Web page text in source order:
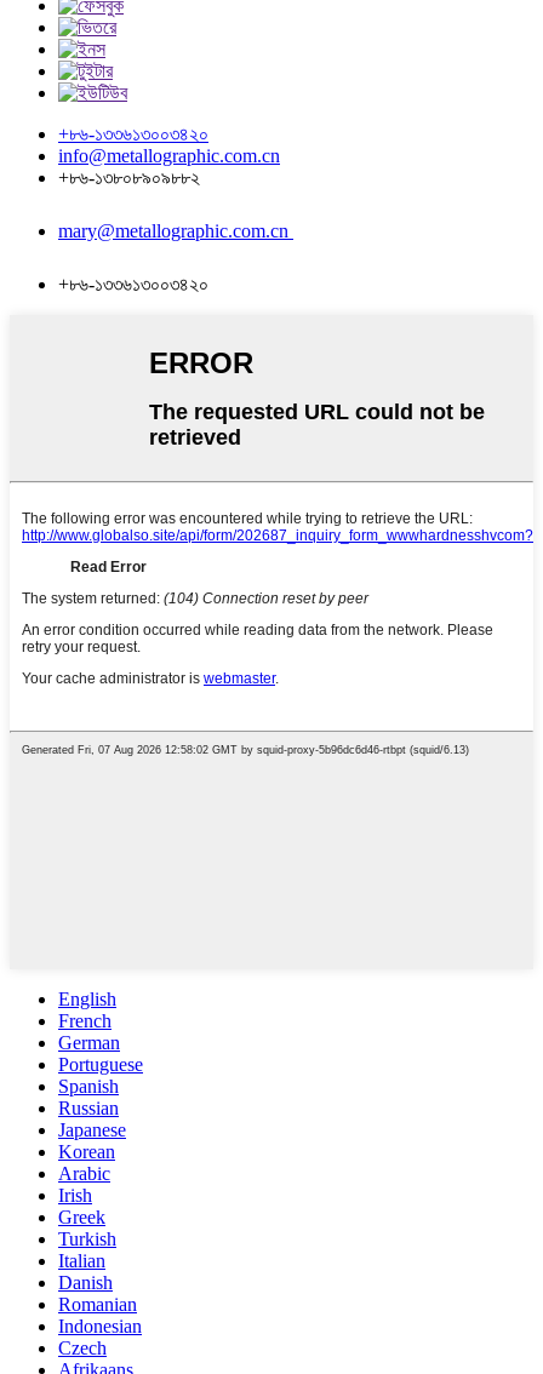
+৮৬-১৩৩৬১৩০০৩৪২০
info@metallographic.com.cn
+৮৬-১৩৮০৮৯০৯৮৮২
mary@metallographic.com.cn
+৮৬-১৩৩৬১৩০০৩৪২০
English
French
German
Portuguese
Spanish
Russian
Japanese
Korean
Arabic
Irish
Greek
Turkish
Italian
Danish
Romanian
Indonesian
Czech
Afrikaans